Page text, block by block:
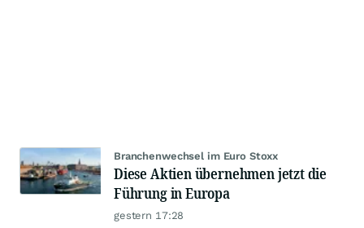
Branchenwechsel im Euro Stoxx
Diese Aktien übernehmen jetzt die
Führung in Europa
gestern 17:28